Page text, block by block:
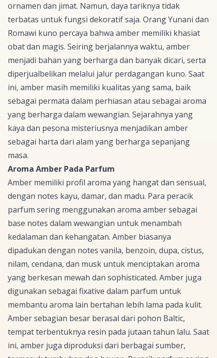
ornamen dan jimat. Namun, daya tariknya tidak
terbatas untuk fungsi dekoratif saja. Orang Yunani dan
Romawi kuno percaya bahwa amber memiliki khasiat
obat dan magis. Seiring berjalannya waktu, amber
menjadi bahan yang berharga dan banyak dicari, serta
diperjualbelikan melalui jalur perdagangan kuno. Saat
ini, amber masih memiliki kualitas yang sama, baik
sebagai permata dalam perhiasan atau sebagai aroma
yang berharga dalam wewangian. Sejarahnya yang
kaya dan pesona misteriusnya menjadikan amber
sebagai harta dari alam yang berharga sepanjang
masa.
Aroma Amber Pada Parfum
Amber memiliki profil aroma yang hangat dan sensual,
dengan notes kayu, damar, dan madu. Para peracik
parfum sering menggunakan aroma amber sebagai
base notes dalam wewangian untuk menambah
kedalaman dan kehangatan. Amber biasanya
dipadukan dengan notes vanila, benzoin, dupa, cistus,
nilam, cendana, dan musk untuk menciptakan aroma
yang berkesan mewah dan sophisticated. Amber juga
digunakan sebagai fixative dalam parfum untuk
membantu aroma lain bertahan lebih lama pada kulit.
Amber sebagian besar berasal dari pohon Baltic,
tempat terbentuknya resin pada jutaan tahun lalu. Saat
ini, amber juga diproduksi dari berbagai sumber,